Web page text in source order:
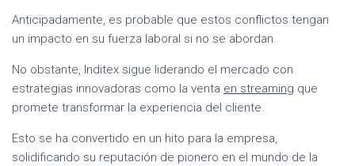
Anticipadamente, es probable que estos conflictos tengan
un impacto en su fuerza laboral si no se abordan.
No obstante, Inditex sigue liderando el mercado con
estrategias innovadoras como la venta en streaming que
promete transformar la experiencia del cliente.
Esto se ha convertido en un hito para la empresa,
solidificando su reputación de pionero en el mundo de la